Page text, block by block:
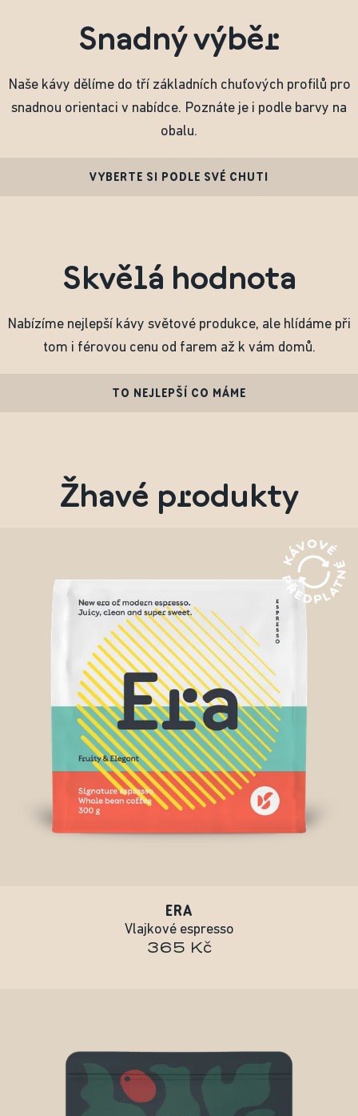
Snadný výběr
Naše kávy dělíme do tří základních chuťových profilů pro
snadnou orientaci v nabídce. Poznáte je i podle barvy na
obalu.
VYBERTE SI PODLE SVÉ CHUTI
Skvělá hodnota
Nabízíme nejlepší kávy světové produkce, ale hlídáme při
tom i férovou cenu od farem až k vám domů.
TO NEJLEPŠÍ CO MÁME
Žhavé produkty
ERA
Vlajkové espresso
365 Kč